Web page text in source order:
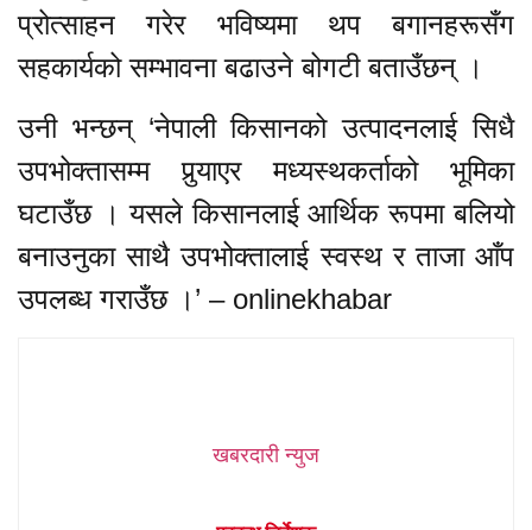
प्रोत्साहन गरेर भविष्यमा थप बगानहरूसँग
सहकार्यको सम्भावना बढाउने बोगटी बताउँछन् ।
उनी भन्छन् ‘नेपाली किसानको उत्पादनलाई सिधै
उपभोक्तासम्म पुर्‍याएर मध्यस्थकर्ताको भूमिका
घटाउँछ । यसले किसानलाई आर्थिक रूपमा बलियो
बनाउनुका साथै उपभोक्तालाई स्वस्थ र ताजा आँप
उपलब्ध गराउँछ ।’ – onlinekhabar
खबरदारी न्युज